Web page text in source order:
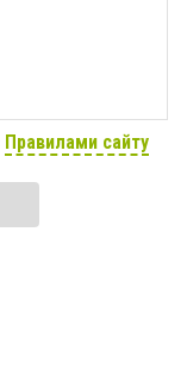
Правилами сайту